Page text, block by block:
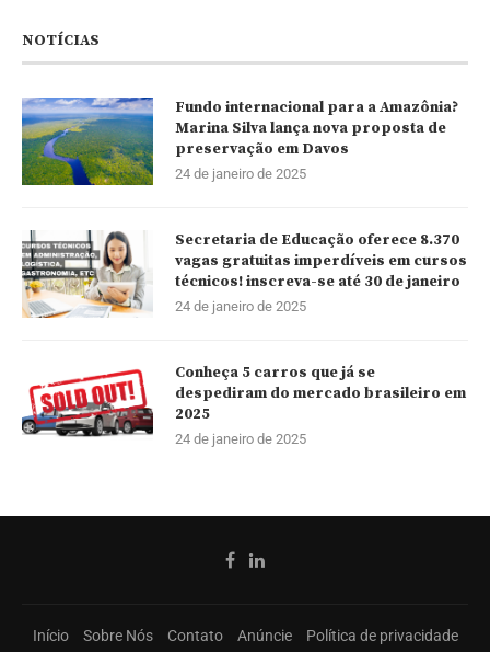
NOTÍCIAS
Fundo internacional para a Amazônia?
Marina Silva lança nova proposta de
preservação em Davos
24 de janeiro de 2025
Secretaria de Educação oferece 8.370
vagas gratuitas imperdíveis em cursos
técnicos! inscreva-se até 30 de janeiro
24 de janeiro de 2025
Conheça 5 carros que já se
despediram do mercado brasileiro em
2025
24 de janeiro de 2025
Início Sobre Nós Contato Anúncie
Política de privacidade